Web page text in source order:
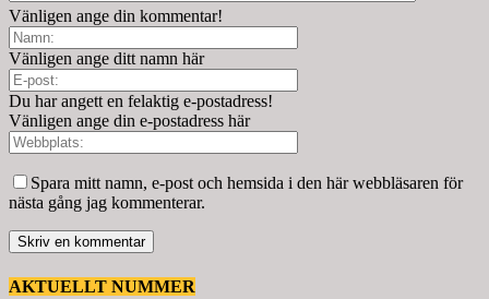
Vänligen ange din kommentar!
Vänligen ange ditt namn här
Du har angett en felaktig e-postadress!
Vänligen ange din e-postadress här
Spara mitt namn, e-post och hemsida i den här webbläsaren för
nästa gång jag kommenterar.
AKTUELLT NUMMER